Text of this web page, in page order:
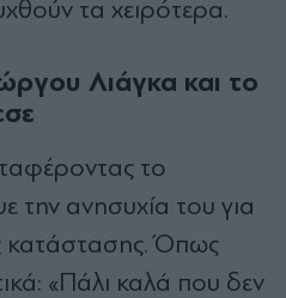
τα χειρότερα.
Λιάγκα και το
το
την ανησυχία του για
κατάστασης. Όπως
«Πάλι καλά που δεν